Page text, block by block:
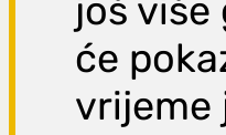
još više
će
vrijeme